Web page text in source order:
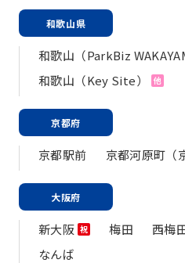
和歌山県
和歌山（ParkBiz
和歌山（Key Site） 他
京都府
京都駅前 京都河原町（
大阪府
新大阪 祝 梅田 西梅
なんば